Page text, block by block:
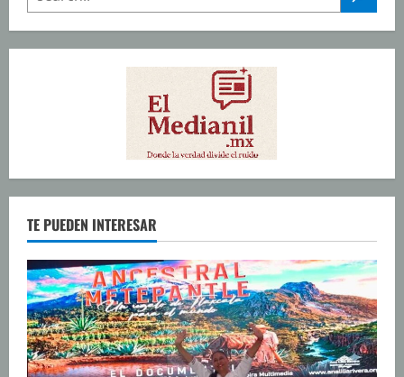
TE PUEDEN INTERESAR